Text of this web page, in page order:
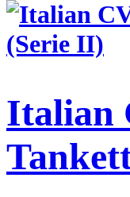
Italian